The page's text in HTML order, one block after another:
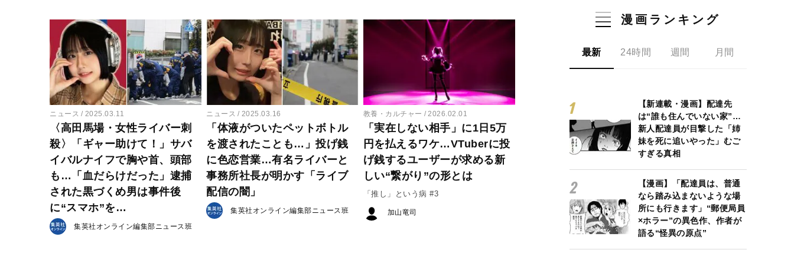
ニュース 2025.03.11
〈高田馬場・女性ライバー刺
殺〉「ギャー助けて！」サバ
イバルナイフで胸や首、頭部
も…「血だらけだった」逮捕
された黒づくめ男は事件後
に“スマホ”を…
集英社オンライン編集部ニュース班
ニュース 2025.03.16
「体液がついたペットボトル
を渡されたことも…」投げ銭
に色恋営業…有名ライバーと
事務所社長が明かす「ライブ
配信の闇」
集英社オンライン編集部ニュース班
教養・カルチャー 2026.02.01
「実在しない相手」に1日5万
円を払えるワケ…VTuberに投
げ銭するユーザーが求める新
しい“繋がり”の形とは
「推し」という病 #3
加山竜司
漫画ランキング
最新 24時間 週間 月間
【新連載・漫画】配達先
は“誰も住んでいない家”…
新人配達員が目撃した「姉
妹を死に追いやった」むご
すぎる真相
【漫画】「配達員は、普通
なら踏み込まないような場
所にも行きます」“郵便局員
×ホラー”の異色作、作者が
語る“怪異の原点”